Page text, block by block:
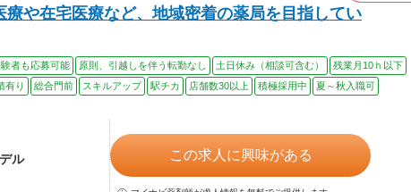
療や在宅医療など、地域密着の薬局を目指してい
者も応募可能 原則、引越しを伴う転勤なし 土日休み（相談可含む）
残業月10ｈ以下
有り 総合門前 スキルアップ 駅チカ 店舗数30以上 積極採用中
夏～秋入職可
ル
この求人に興味がある